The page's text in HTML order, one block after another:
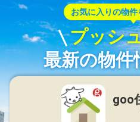
お気に入りの物件
プッシ
最新の物件
goo